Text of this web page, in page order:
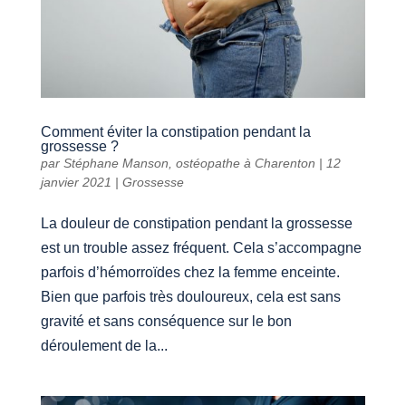
Comment éviter la constipation pendant la
grossesse ?
par Stéphane Manson, ostéopathe à Charenton | 12
janvier 2021 | Grossesse
La douleur de constipation pendant la grossesse
est un trouble assez fréquent. Cela s’accompagne
parfois d’hémorroïdes chez la femme enceinte.
Bien que parfois très douloureux, cela est sans
gravité et sans conséquence sur le bon
déroulement de la...